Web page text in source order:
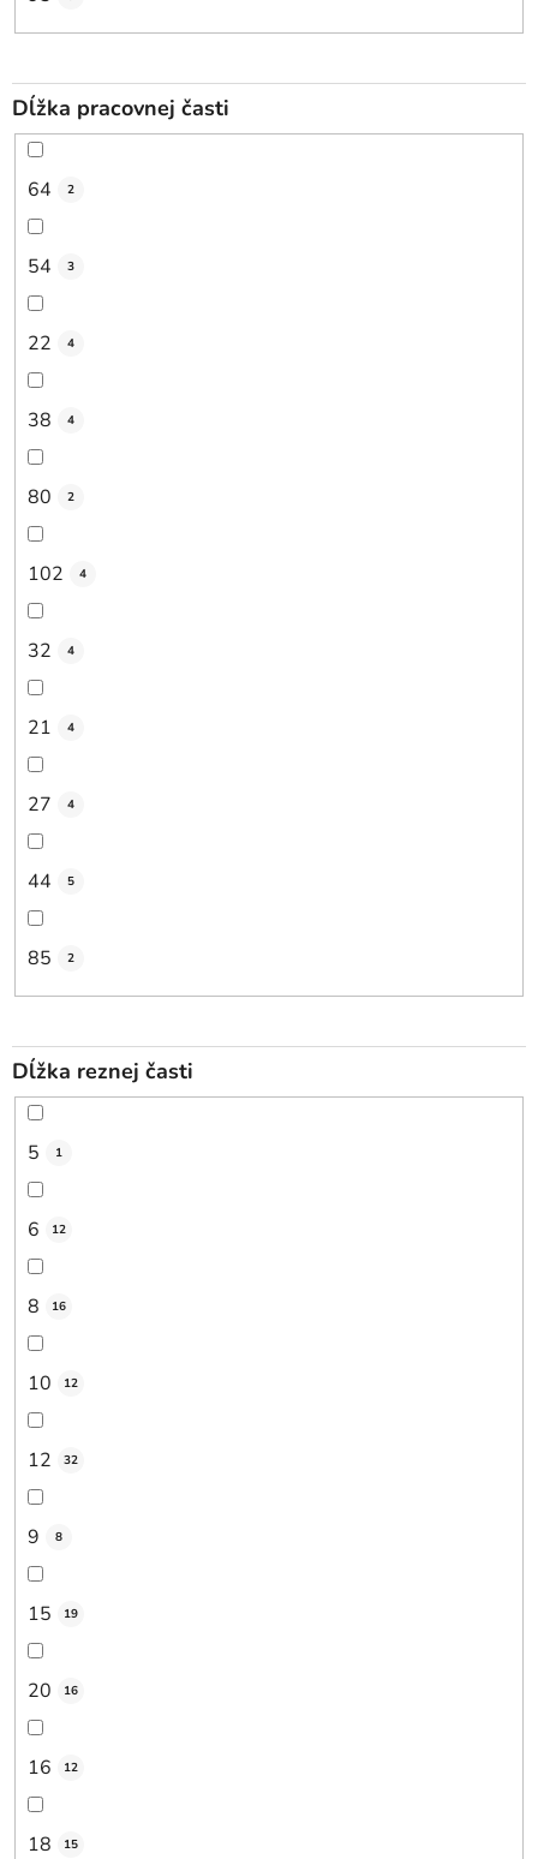
Dĺžka pracovnej časti
64 2
54 3
22 4
38 4
80 2
102 4
32 4
21 4
27 4
44 5
85 2
Dĺžka reznej časti
5 1
6 12
8 16
10 12
12 32
9 8
15 19
20 16
16 12
18 15